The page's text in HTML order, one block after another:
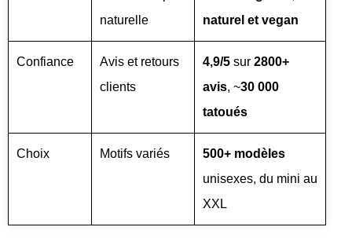
naturelle
naturel et vegan
Confiance
Avis et retours
clients
4,9/5 sur 2800+
avis, ~30 000
tatoués
Choix Motifs variés
500+ modèles
unisexes, du mini au
XXL